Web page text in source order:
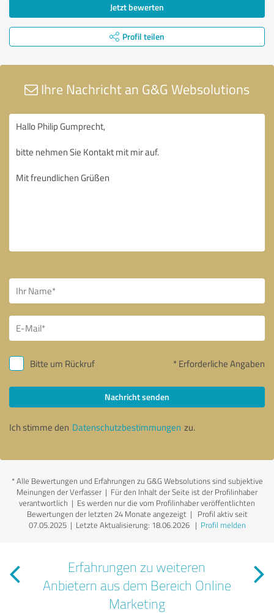
Jetzt bewerten
Profil teilen
Ihre Nachricht an G&G Websolutions
Bitte um Rückruf * Erforderliche Angaben
Nachricht senden
Ich stimme den Datenschutzbestimmungen zu.
*Alle Bewertungen und Erfahrungen zu G&G Websolutions sind subjektive
Meinungen der Verfasser | Für den Inhalt der Seite ist der Profilinhaber
verantwortlich | Es werden nur die vom Profilinhaber veröffentlichten
Bewertungen der letzten 24 Monate angezeigt | Profil aktiv seit
07.05.2025 | Letzte Aktualisierung: 18.06.2026| Profil melden
Erfahrungen zu weiteren
Anbietern aus dem Bereich Online
Marketing